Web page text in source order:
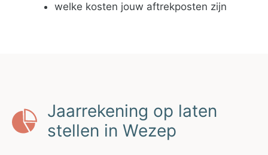
welke kosten jouw aftrekposten zijn
Jaarrekening op laten
stellen in Wezep